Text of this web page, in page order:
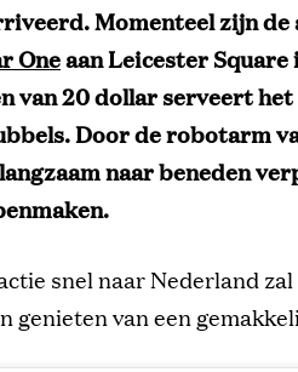
Momenteel zijn de
Oneaan Leicester Square
van 20 dollar serveert
Door de robotarm
naar beneden
snel naar Nederland
genieten van een